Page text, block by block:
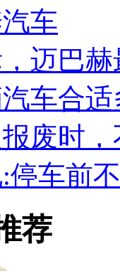
车
迈巴
车合
废时
停车前
荐